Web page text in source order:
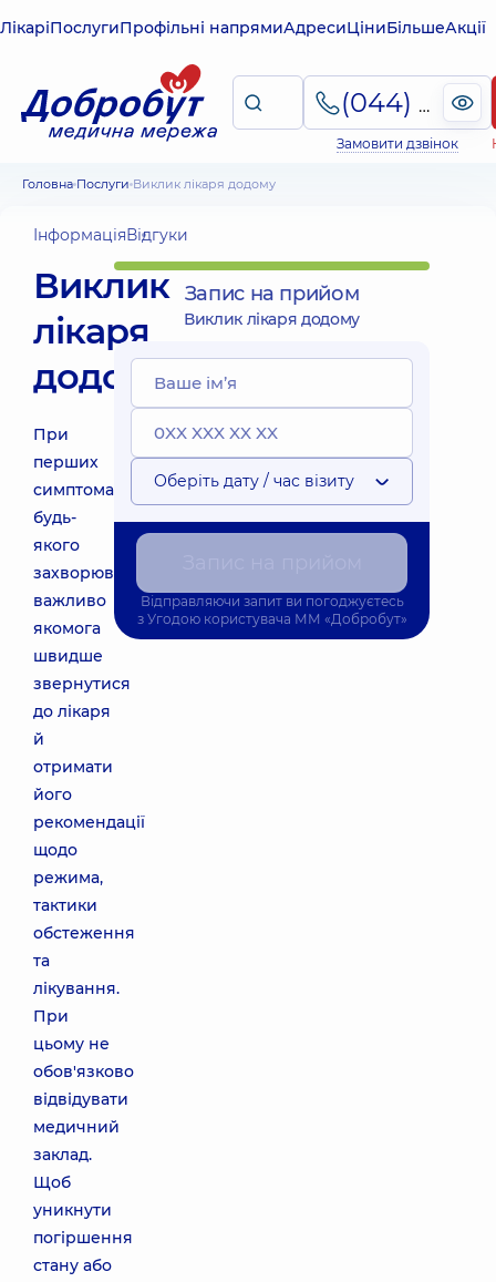
ЛікаріПослугиПрофільні напрямиАдресиЦіниБільшеАкції
(044) 495-2-888
Замовити дзвінок
Головна Послуги Виклик лікаря додому
ІнформаціяВідгуки
Виклик
лікаря
додому
При
перших
симптомах
будь-
якого
захворювання
важливо
якомога
швидше
звернутися
до лікаря
й
отримати
його
рекомендації
щодо
режима,
тактики
обстеження
та
лікування.
При
цьому не
обов'язково
відвідувати
медичний
заклад.
Щоб
уникнути
погіршення
стану або
Запис на прийом
Виклик лікаря додому
Оберіть дату / час візиту
Відправляючи запит ви погоджуєтесь
з Угодою користувача ММ «Добробут»